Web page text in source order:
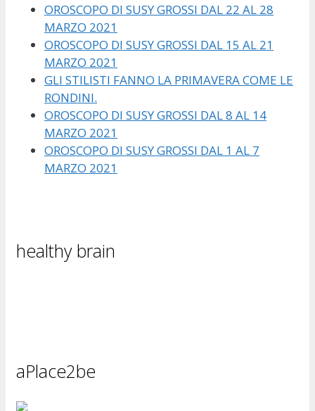
OROSCOPO DI SUSY GROSSI DAL 22 AL 28
MARZO 2021
OROSCOPO DI SUSY GROSSI DAL 15 AL 21
MARZO 2021
GLI STILISTI FANNO LA PRIMAVERA COME LE
RONDINI.
OROSCOPO DI SUSY GROSSI DAL 8 AL 14
MARZO 2021
OROSCOPO DI SUSY GROSSI DAL 1 AL 7
MARZO 2021
healthy brain
aPlace2be